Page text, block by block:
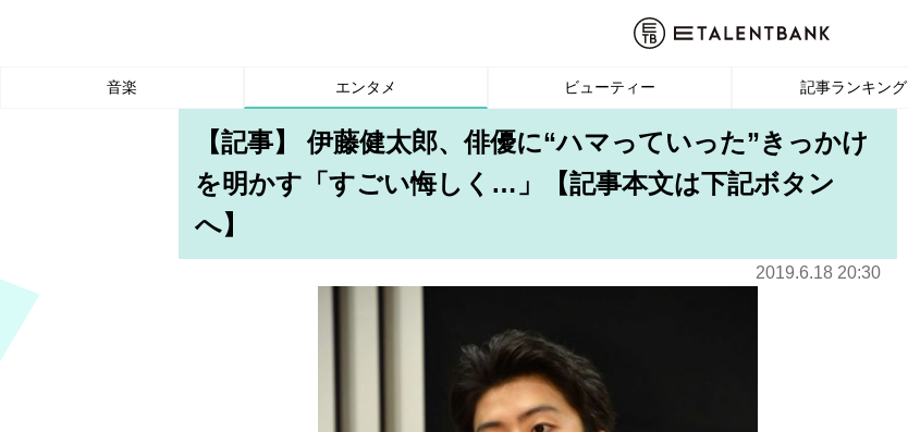
音楽 エンタメ ビューティー 記事ランキング
【記事】 伊藤健太郎、俳優に“ハマっていった”きっかけ
を明かす「すごい悔しく…」【記事本文は下記ボタン
へ】
2019.6.18 20:30